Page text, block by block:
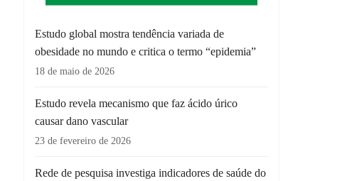
Estudo global mostra tendência variada de
obesidade no mundo e critica o termo “epidemia”
18 de maio de 2026
Estudo revela mecanismo que faz ácido úrico
causar dano vascular
23 de fevereiro de 2026
Rede de pesquisa investiga indicadores de saúde do